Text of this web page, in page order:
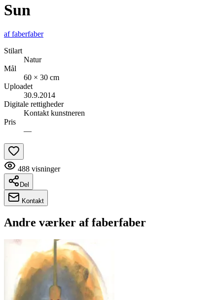
Sun
affaberfaber
Stilart
Natur
Mål
60 × 30 cm
Uploadet
30.9.2014
Digitale rettigheder
Kontakt kunstneren
Pris
—
488 visninger
Del
Kontakt
Andre værker affaberfaber